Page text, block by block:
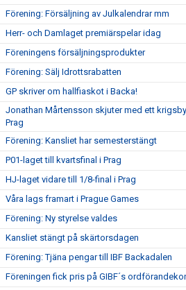
Förening: Försäljning av Julkalendrar mm
Herr- och Damlaget premiärspelar idag
Föreningens försäljningsprodukter
Förening: Sälj Idrottsrabatten
GP skriver om hallfiaskot i Backa!
Jonathan Mårtensson skjuter med ett
Prag
Förening: Kansliet har semesterstängt
P01-laget till kvartsfinal i Prag
HJ-laget vidare till 1/8-final i Prag
Våra lags framart i Prague Games
Förening: Ny styrelse valdes
Kansliet stängt på skärtorsdagen
Förening: Tjäna pengar till IBF Backadalen
Föreningen fick pris på GIBF´s